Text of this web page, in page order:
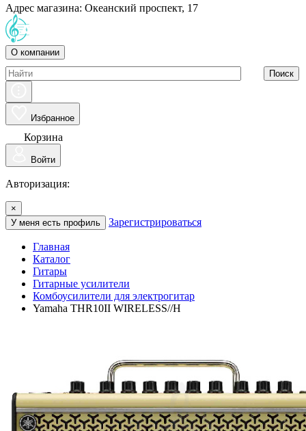
Адрес магазина: Океанский проспект, 17
О компании
Поиск
Избранное
Корзина
Войти
Авторизация:
×
У меня есть профиль
Зарегистрироваться
Главная
Каталог
Гитары
Гитарные усилители
Комбоусилители для электрогитар
Yamaha THR10II WIRELESS//H